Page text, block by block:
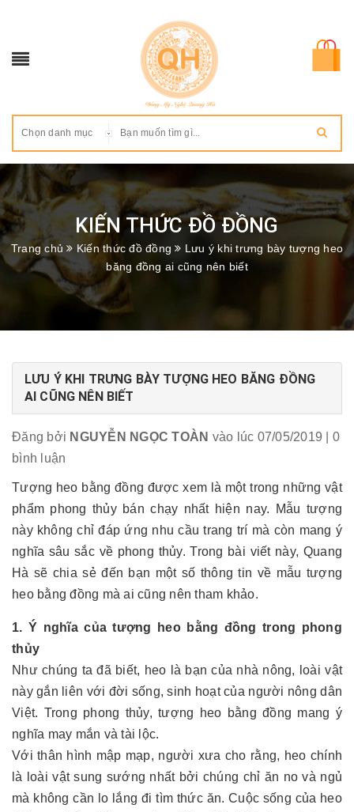
Chọn danh mục
KIẾN THỨC ĐỒ ĐỒNG
Trang chủ Kiến thức đồ đồng
Lưu ý khi trưng bày tượng heo
băng đồng ai cũng nên biết
LƯU Ý KHI TRƯNG BÀY TƯỢNG HEO BĂNG ĐỒNG
AI CŨNG NÊN BIẾT
Đăng bởi NGUYỄN NGỌC TOÀN vào lúc 07/05/2019 | 0
bình luận
Tượng heo bằng đồng được xem là một trong những vật
phẩm phong thủy bán chạy nhất hiện nay. Mẫu tượng
này không chỉ đáp ứng nhu cầu trang trí mà còn mang ý
nghĩa sâu sắc về phong thủy. Trong bài viết này, Quang
Hà sẽ chia sẻ đến bạn một số thông tin về mẫu tượng
heo bằng đồng mà ai cũng nên tham khảo.
1. Ý nghĩa của tượng heo bằng đồng trong phong
thủy
Như chúng ta đã biết, heo là bạn của nhà nông, loài vật
này gắn liên với đời sống, sinh hoạt của người nông dân
Việt. Trong phong thủy, tượng heo bằng đồng mang ý
nghĩa may mắn và tài lộc.
Với thân hình mập mạp, người xưa cho rằng, heo chính
là loài vật sung sướng nhất bởi chúng chỉ ăn no và ngủ
mà không cần lo lắng đi tìm thức ăn. Cuộc sống của heo